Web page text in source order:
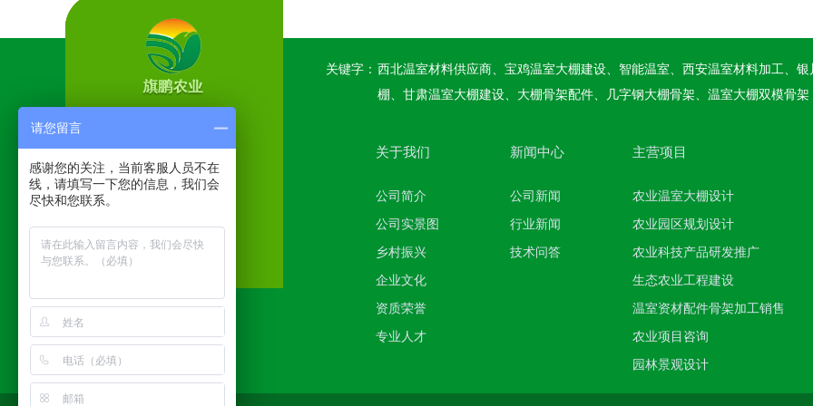
智能玻璃温室大棚
关键字： 西北温室材料供应商、宝鸡温室大棚建设、智能温室、西安温室材料加工、
棚、甘肃温室大棚建设、大棚骨架配件、几字钢大棚骨架、温室大棚双模骨架
关于我们
公司简介
公司实景图
乡村振兴
企业文化
资质荣誉
专业人才
新闻中心
公司新闻
行业新闻
技术问答
主营项目
农业温室大棚设计
农业园区规划设计
农业科技产品研发推广
生态农业工程建设
温室资材配件骨架加工销售
农业项目咨询
园林景观设计
请您留言
感谢您的关注，当前客服人员不在
线，请填写一下您的信息，我们会
尽快和您联系。